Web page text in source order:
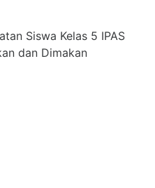
Siswa Kelas 5 IPAS
dan Dimakan